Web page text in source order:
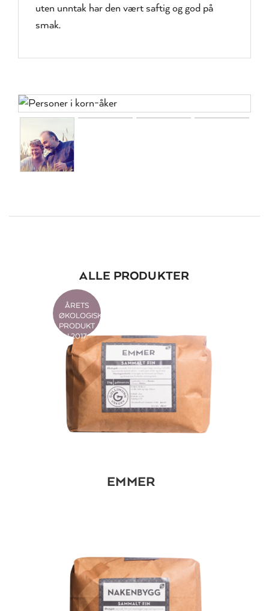
uten unntak har den vært saftig og god på
smak.
ALLE PRODUKTER
ÅRETS
ØKOLOGISKE
PRODUKT
I 2017
EMMER